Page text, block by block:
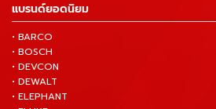
แบรนด์ยอดนิยม
• BARCO
• BOSCH
• DEVCON
• DEWALT
• ELEPHANT